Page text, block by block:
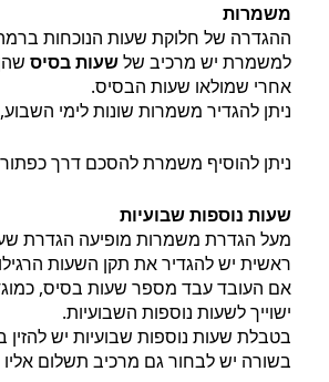
משמרות
ההגדרה של חלוקת שעות הנוכחות
למשמרת יש מרכיב שלשעות בסיס
אחרי שמולאו שעות הבסיס.
ניתן להגדיר משמרות שונות לימי
ניתן להוסיף משמרת להסכם דרך כפתור
שעות נוספות שבועיות
מעל הגדרת משמרות מופיעה הגדרת
ראשית יש להגדיר את תקן השעות
אם העובד עבד מספר שעות בסיס,
ישוייך לשעות נוספות השבועיות.
בטבלת שעות נוספות שבועיות יש
בשורה יש לבחור גם מרכיב תשלום